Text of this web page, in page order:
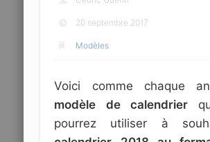
20 septembre 2017
Modèles
Voici comme chaque
modèle de calendrier
pourrez utiliser à